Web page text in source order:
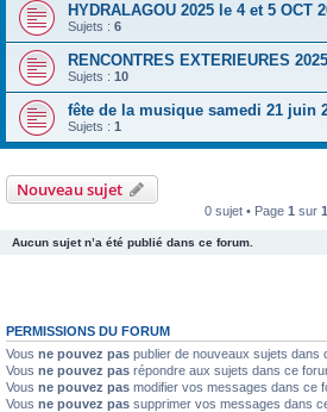
HYDRALAGOU 2025 le 4 et 5 OCT
Sujets : 6
RENCONTRES EXTERIEURES 2025
Sujets : 10
fête de la musique samedi 21 juin
Sujets : 1
Nouveau sujet
0 sujet • Page 1 sur 1
Aucun sujet n’a été publié dans ce forum.
PERMISSIONS DU FORUM
Vous ne pouvez pas publier de nouveaux sujets dans
Vous ne pouvez pas répondre aux sujets dans ce
Vous ne pouvez pas modifier vos messages dans ce
Vous ne pouvez pas supprimer vos messages dans